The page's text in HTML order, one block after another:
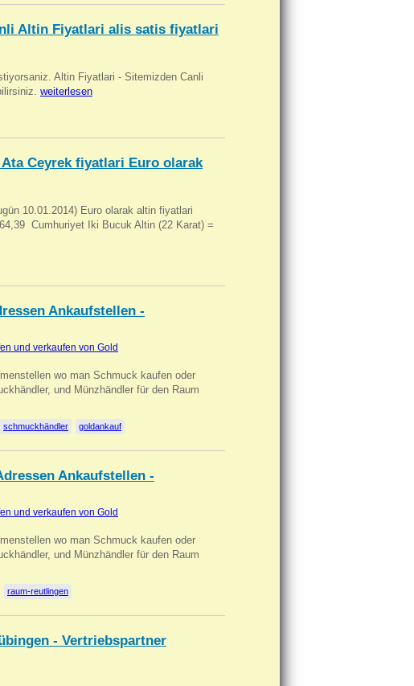
Altin Fiyatlari alis satis fiyatlari
Altin Fiyatlari - Sitemizden Canli
weiterlesen
Ceyrek fiyatlari Euro olarak
10.01.2014) Euro olarak altin fiyatlari
 Cumhuriyet Iki Bucuk Altin (22 Karat) =
Ankaufstellen -
und verkaufen von Gold
wo man Schmuck kaufen oder
und Münzhändler für den Raum
schmuckhändler goldankauf
Ankaufstellen -
und verkaufen von Gold
wo man Schmuck kaufen oder
und Münzhändler für den Raum
raum-reutlingen
- Vertriebspartner